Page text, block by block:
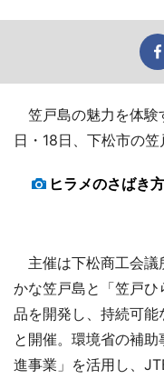
笠戸島の魅力を体験
日・18日、下松市の笠
ヒラメのさばき
主催は下松商工会議
かな笠戸島と「笠戸
品を開発し、持続可能
と開催。環境省の補
進事業」を活用し、